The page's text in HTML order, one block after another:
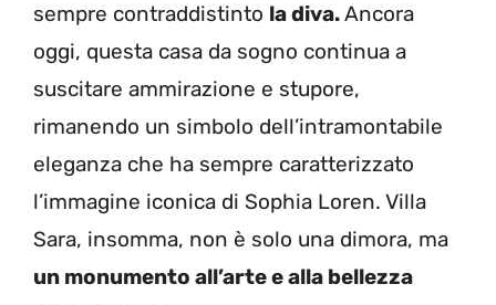
sempre contraddistinto la diva.Ancora
oggi, questa casa da sogno continua a
suscitare ammirazione e stupore,
rimanendo un simbolo dell’intramontabile
eleganza che ha sempre caratterizzato
l’immagine iconica di Sophia Loren. Villa
Sara, insomma, non è solo una dimora, ma
un monumento all’arte e alla bellezza